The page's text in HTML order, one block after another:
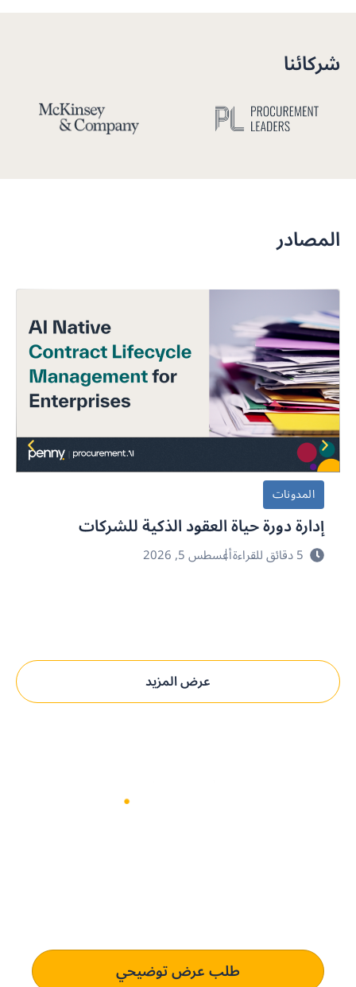
شركائنا
المصادر
المدونات
إدارة دورة حياة العقود الذكية للشركات
5 دقائق للقراءة أغسطس 5, 2026
عرض المزيد
طلب عرض توضيحي